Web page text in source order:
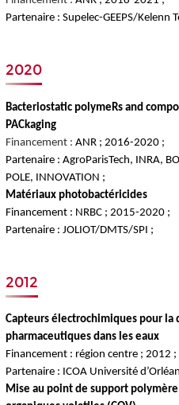
Partenaire : Supelec-GEEPS/Kelenn
2020
Bacteriostatic polymeRs and
PACkaging
Financement : ANR ; 2016-2020 ;
Partenaire : AgroParisTech, INRA,
POLE, INNOVATION ;
Matériaux photobactéricides
Financement : NRBC ; 2015-2020 ;
Partenaire : JOLIOT/DMTS/SPI ;
2012
Capteurs électrochimiques pour la
pharmaceutiques dans les eaux
Financement : région centre ; 2012 ;
Partenaire : ICOA Université
Mise au point de support